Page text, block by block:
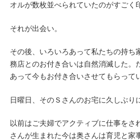
オルが数枚並べられていたのがすごく
それが出会い。
その後、いろいろあって私たちの持ち
務店とのお付き合いは自然消滅した。
あって今もお付き合いさせてもらって
日曜日、そのＳさんのお宅に久しぶり
以前はご夫婦でアクティブに仕事をさ
さんが生まれた今は奥さんは育児と家